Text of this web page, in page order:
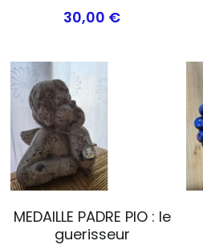
30,00 €
MEDAILLE PADRE PIO : le
guerisseur